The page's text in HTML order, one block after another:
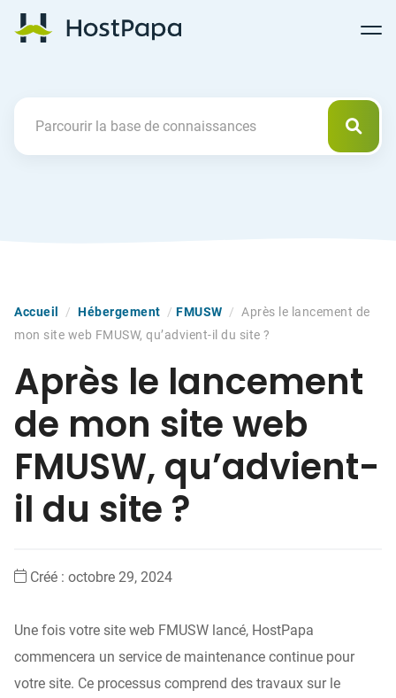
Search For
Accueil / Hébergement / FMUSW / Après le lancement de
mon site web FMUSW, qu’advient-il du site ?
Après le lancement
de mon site web
FMUSW, qu’advient-
il du site ?
Créé : octobre 29, 2024
Une fois votre site web FMUSW lancé, HostPapa
commencera un service de maintenance continue pour
votre site. Ce processus comprend des travaux sur le
us
us
us
us